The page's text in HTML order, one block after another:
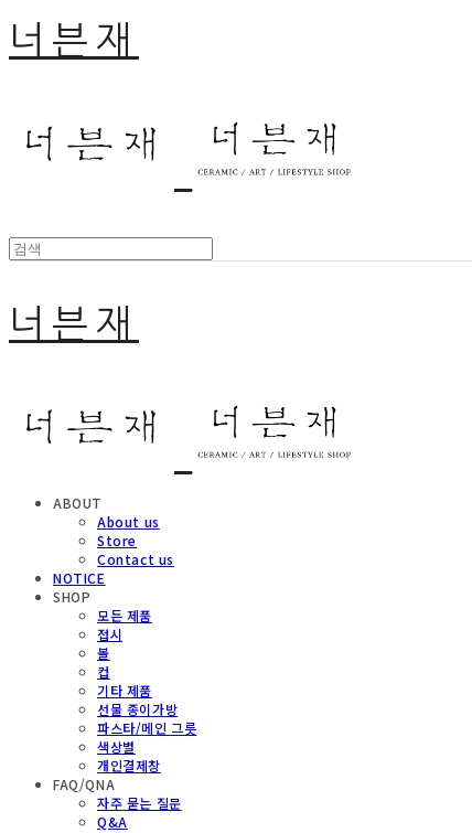
너븐재
너븐재
ABOUT
About us
Store
Contact us
NOTICE
SHOP
모든 제품
접시
볼
컵
기타 제품
선물 종이가방
파스타/메인 그릇
색상별
개인결제창
FAQ/QNA
자주 묻는 질문
Q&A